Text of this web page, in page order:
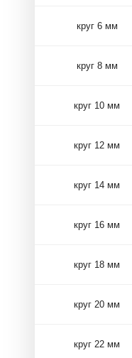
круг 6 мм
круг 8 мм
круг 10 мм
круг 12 мм
круг 14 мм
круг 16 мм
круг 18 мм
круг 20 мм
круг 22 мм